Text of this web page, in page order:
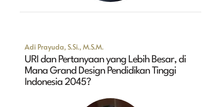
Adi Prayuda, S.Si., M.S.M.
URI dan Pertanyaan yang Lebih Besar, di
Mana Grand Design Pendidikan Tinggi
Indonesia 2045?